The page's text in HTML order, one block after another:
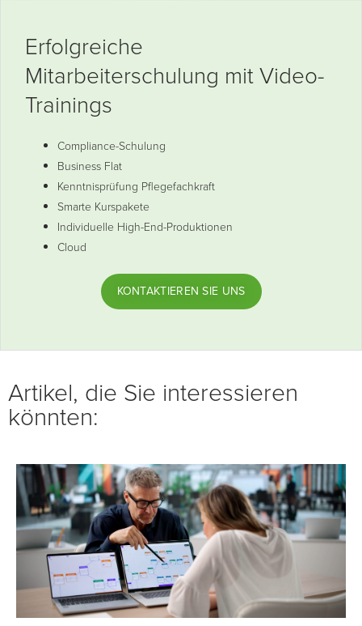
Erfolgreiche
Mitarbeiterschulung mit Video-
Trainings
Compliance-Schulung
Business Flat
Kenntnisprüfung Pflegefachkraft
Smarte Kurspakete
Individuelle High-End-Produktionen
Cloud
KONTAKTIEREN SIE UNS
Artikel, die Sie interessieren
könnten: